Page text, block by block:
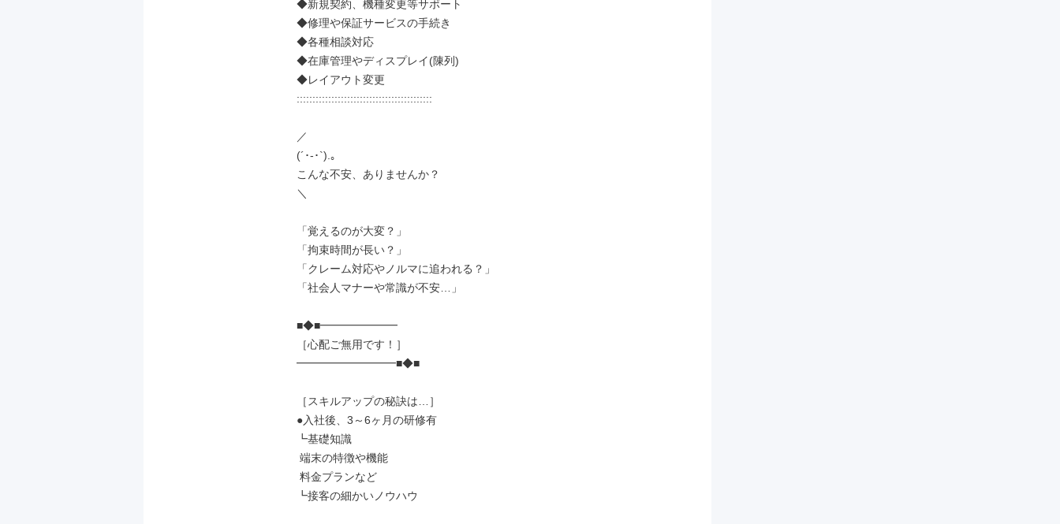
◆新規契約、機種変更等サポート
◆修理や保証サービスの手続き
◆各種相談対応
◆在庫管理やディスプレイ(陳列)
◆レイアウト変更
:::::::::::::::::::::::::::::::::::::::::::
／
(´･-･`).｡
こんな不安、ありませんか？
＼
「覚えるのが大変？」
「拘束時間が長い？」
「クレーム対応やノルマに追われる？」
「社会人マナーや常識が不安…」
■◆■━━━━━━━
［心配ご無用です！］
━━━━━━━━━■◆■
［スキルアップの秘訣は…］
●入社後、3～6ヶ月の研修有
┗基礎知識
┗接客の細かいノウハウ